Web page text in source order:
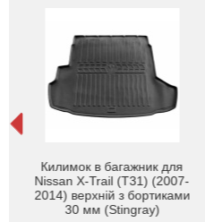
Килимок в багажник для
Nissan X-Trail (T31) (2007-
2014) верхній з бортиками
30 мм (Stingray)